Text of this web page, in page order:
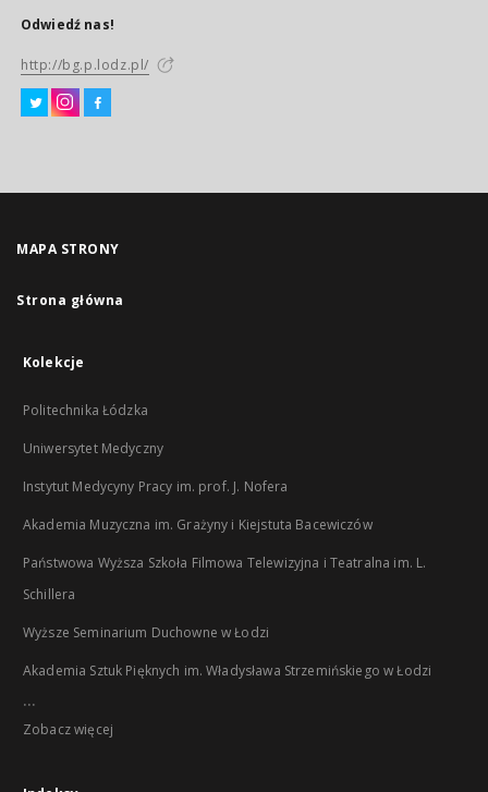
Odwiedź nas!
http://bg.p.lodz.pl/
MAPA STRONY
Strona główna
Kolekcje
Politechnika Łódzka
Uniwersytet Medyczny
Instytut Medycyny Pracy im. prof. J. Nofera
Akademia Muzyczna im. Grażyny i Kiejstuta Bacewiczów
Państwowa Wyższa Szkoła Filmowa Telewizyjna i Teatralna im. L.
Schillera
Wyższe Seminarium Duchowne w Łodzi
Akademia Sztuk Pięknych im. Władysława Strzemińskiego w Łodzi
...
Zobacz więcej